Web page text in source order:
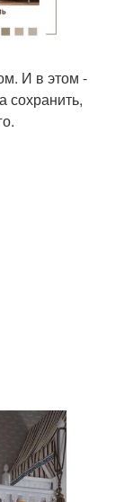
И в этом -
сохранить,